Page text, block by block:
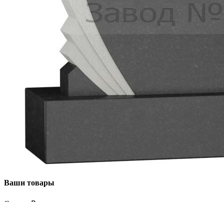
Ваши товары